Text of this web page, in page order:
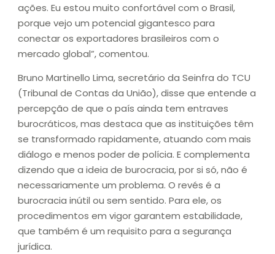
ações. Eu estou muito confortável com o Brasil,
porque vejo um potencial gigantesco para
conectar os exportadores brasileiros com o
mercado global”, comentou.
Bruno Martinello Lima, secretário da Seinfra do TCU
(Tribunal de Contas da União), disse que entende a
percepção de que o país ainda tem entraves
burocráticos, mas destaca que as instituições têm
se transformado rapidamente, atuando com mais
diálogo e menos poder de polícia. E complementa
dizendo que a ideia de burocracia, por si só, não é
necessariamente um problema. O revés é a
burocracia inútil ou sem sentido. Para ele, os
procedimentos em vigor garantem estabilidade,
que também é um requisito para a segurança
jurídica.